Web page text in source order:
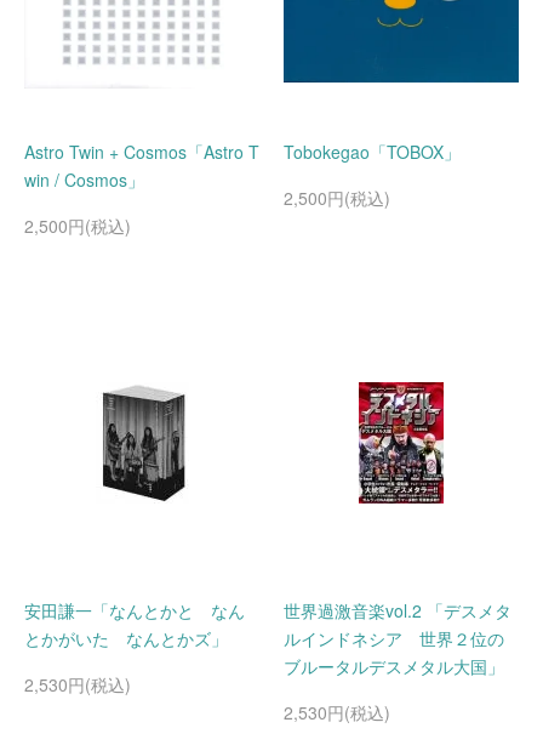
Astro Twin + Cosmos「Astro T
win / Cosmos」
2,500円(税込)
Tobokegao「TOBOX」
2,500円(税込)
安田謙一「なんとかと なん
とかがいた なんとかズ」
2,530円(税込)
世界過激音楽vol.2 「デスメタ
ルインドネシア 世界２位の
ブルータルデスメタル大国」
2,530円(税込)